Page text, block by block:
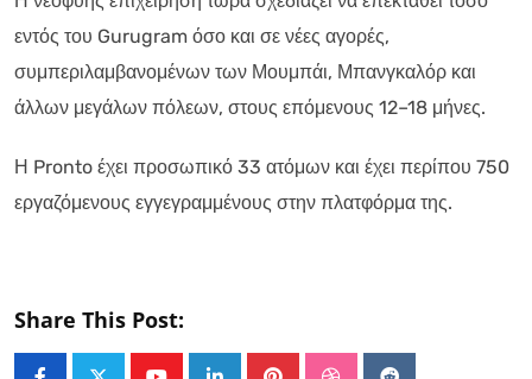
εντός του Gurugram όσο και σε νέες αγορές,
συμπεριλαμβανομένων των Μουμπάι, Μπανγκαλόρ και
άλλων μεγάλων πόλεων, στους επόμενους 12–18 μήνες.
Η Pronto έχει προσωπικό 33 ατόμων και έχει περίπου 750
εργαζόμενους εγγεγραμμένους στην πλατφόρμα της.
Share This Post: